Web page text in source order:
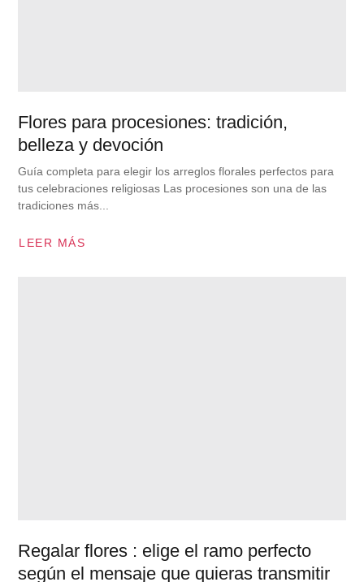
Flores para procesiones: tradición,
belleza y devoción
Guía completa para elegir los arreglos florales perfectos para
tus celebraciones religiosas Las procesiones son una de las
tradiciones más...
LEER MÁS
Regalar flores : elige el ramo perfecto
según el mensaje que quieras transmitir